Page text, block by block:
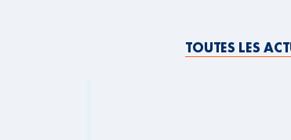
TOUTES LES